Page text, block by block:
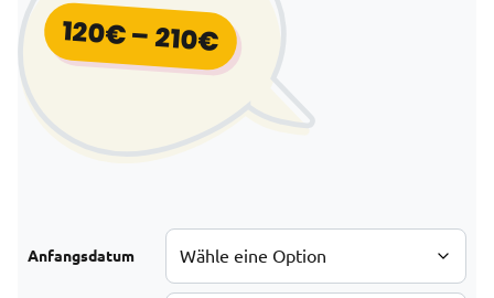
120€–210€Preisspanne: 120€
Anfangsdatum